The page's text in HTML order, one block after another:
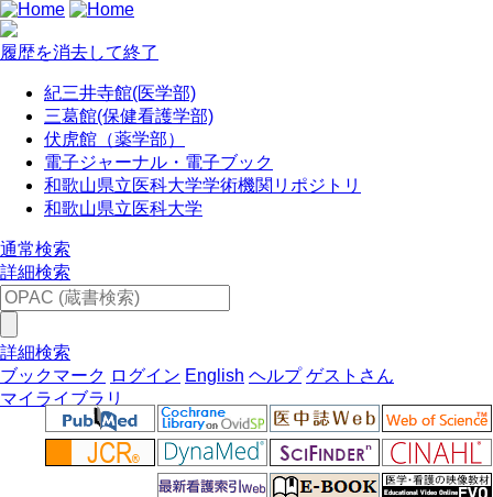
履歴を消去して終了
紀三井寺館(医学部)
三葛館(保健看護学部)
伏虎館（薬学部）
電子ジャーナル・電子ブック
和歌山県立医科大学学術機関リポジトリ
和歌山県立医科大学
通常検索
詳細検索
詳細検索
ブックマーク ログイン English ヘルプ ゲストさん
マイライブラリ